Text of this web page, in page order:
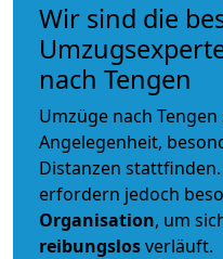
Wir sind die
nach Tengen
Umzüge nach
Angelegenheit,
Distanzen
erfordern jedoch
Organisation, um
reibungslosverläuft.